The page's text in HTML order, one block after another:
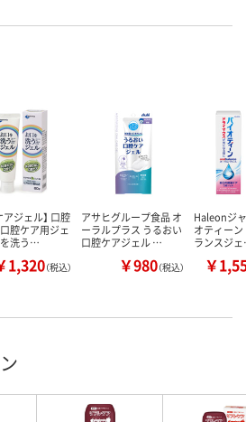
アジェル】 口腔
腔ケア用ジェ
洗う…
1,320（税込）
アサヒグループ食品 オ
ーラルプラス うるおい
口腔ケアジェル …
￥980（税込）
Haleonジ
オティー
ランスジ
￥